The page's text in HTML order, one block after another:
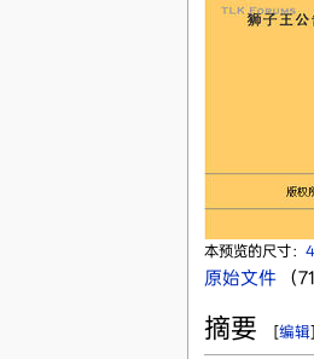
本预览的尺寸：
原始文件‎ （
摘要 [编辑]